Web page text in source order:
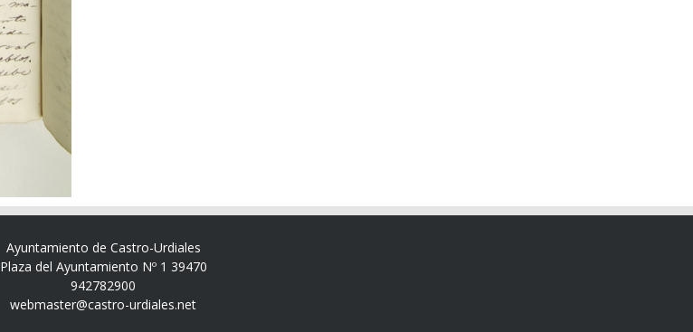
Ayuntamiento de Castro-Urdiales
Plaza del Ayuntamiento Nº 1 39470
942782900
webmaster@castro-urdiales.net